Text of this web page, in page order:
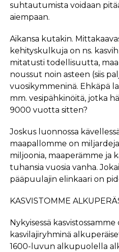
suhtautumista voidaan
aiempaan.
Aikansa kutakin.
kehityskulkuja on ns.
mitatusti todellisuutta,
noussut noin asteen (siis
vuosikymmeninä. Ehkäpä
mm. vesipähkinöitä, jotka
9000 vuotta sitten?
Joskus luonnossa
maapallomme on
miljoonia, maaperämme ja
tuhansia vuosia vanha.
pääpuulajin elinkaari on
KASVISTOMME
Nykyisessä
kasvilajiryhminä
1600-luvun alkupuolella